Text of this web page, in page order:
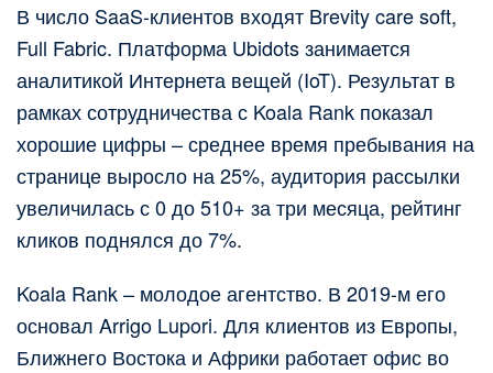
В число SaaS-клиентов входят Brevity care soft,
Full Fabric. Платформа Ubidots занимается
аналитикой Интернета вещей (IoT). Результат в
рамках сотрудничества с Koala Rank показал
хорошие цифры – среднее время пребывания на
странице выросло на 25%, аудитория рассылки
увеличилась с 0 до 510+ за три месяца, рейтинг
кликов поднялся до 7%.
Koala Rank – молодое агентство. В 2019-м его
основал Arrigo Lupori. Для клиентов из Европы,
Ближнего Востока и Африки работает офис во